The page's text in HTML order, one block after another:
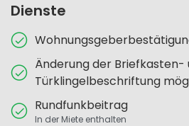
Dienste
Änderung der Briefkasten-
Türklingelbeschriftung
Rundfunkbeitrag
In der Miete enthalten